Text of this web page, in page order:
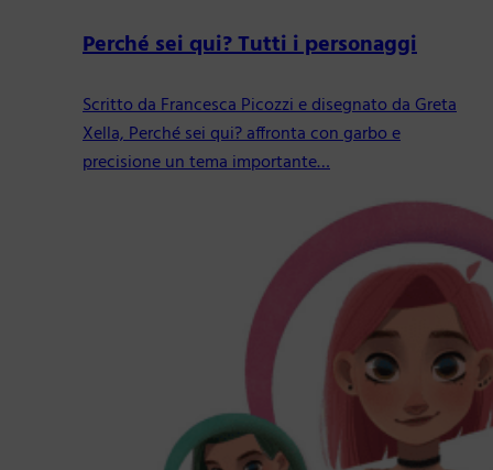
Perché sei qui? Tutti i personaggi
Scritto da Francesca Picozzi e disegnato da Greta
Xella, Perché sei qui? affronta con garbo e
precisione un tema importante…